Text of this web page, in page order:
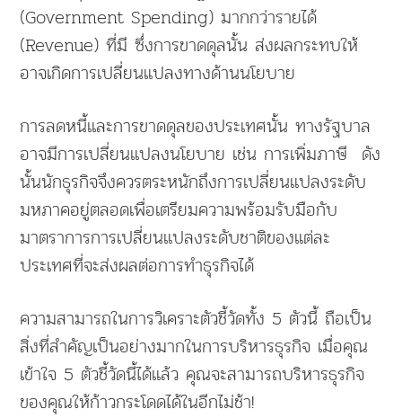
(Government Spending) มากกว่ารายได้
(Revenue) ที่มี ซึ่งการขาดดุลนั้น ส่งผลกระทบให้
อาจเกิดการเปลี่ยนแปลงทางด้านนโยบาย
การลดหนี้และการขาดดุลของประเทศนั้น ทางรัฐบาล
อาจมีการเปลี่ยนแปลงนโยบาย เช่น การเพิ่มภาษี ดัง
นั้นนักธุรกิจจึงควรตระหนักถึงการเปลี่ยนแปลงระดับ
มหภาคอยู่ตลอดเพื่อเตรียมความพร้อมรับมือกับ
มาตราการการเปลี่ยนแปลงระดับชาติของแต่ละ
ประเทศที่จะส่งผลต่อการทำธุรกิจได้
ความสามารถในการวิเคราะตัวชี้วัดทั้ง 5 ตัวนี้ ถือเป็น
สิ่งที่สำคัญเป็นอย่างมากในการบริหารธุรกิจ เมื่อคุณ
เข้าใจ 5 ตัวชี้วัดนี้ได้แล้ว คุณจะสามารถบริหารธุรกิจ
ของคุณให้ก้าวกระโดดได้ในอีกไม่ช้า!